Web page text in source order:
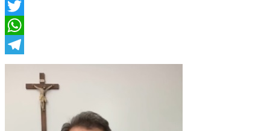
Facebook
Twitter
WhatsApp
Telegram